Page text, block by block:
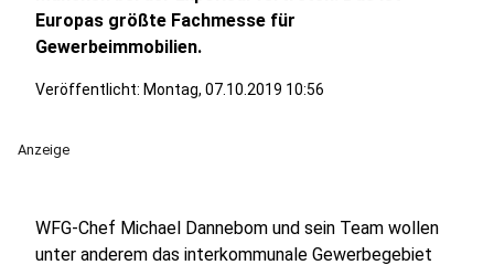
Europas größte Fachmesse für
Gewerbeimmobilien.
Veröffentlicht: Montag, 07.10.2019 10:56
Anzeige
WFG-Chef Michael Dannebom und sein Team wollen
unter anderem das interkommunale Gewerbegebiet